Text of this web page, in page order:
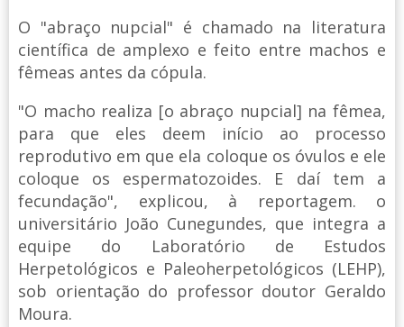
O "abraço nupcial" é chamado na literatura
científica de amplexo e feito entre machos e
fêmeas antes da cópula.
"O macho realiza [o abraço nupcial] na fêmea,
para que eles deem início ao processo
reprodutivo em que ela coloque os óvulos e ele
coloque os espermatozoides. E daí tem a
fecundação", explicou, à reportagem. o
universitário João Cunegundes, que integra a
equipe do Laboratório de Estudos
Herpetológicos e Paleoherpetológicos (LEHP),
sob orientação do professor doutor Geraldo
Moura.